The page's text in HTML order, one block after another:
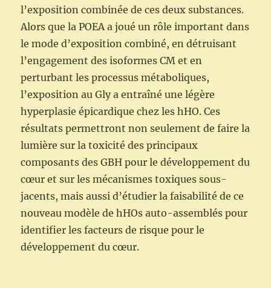
l’exposition combinée de ces deux substances.
Alors que la POEA a joué un rôle important dans
le mode d’exposition combiné, en détruisant
l’engagement des isoformes CM et en
perturbant les processus métaboliques,
l’exposition au Gly a entraîné une légère
hyperplasie épicardique chez les hHO. Ces
résultats permettront non seulement de faire la
lumière sur la toxicité des principaux
composants des GBH pour le développement du
cœur et sur les mécanismes toxiques sous-
jacents, mais aussi d’étudier la faisabilité de ce
nouveau modèle de hHOs auto-assemblés pour
identifier les facteurs de risque pour le
développement du cœur.